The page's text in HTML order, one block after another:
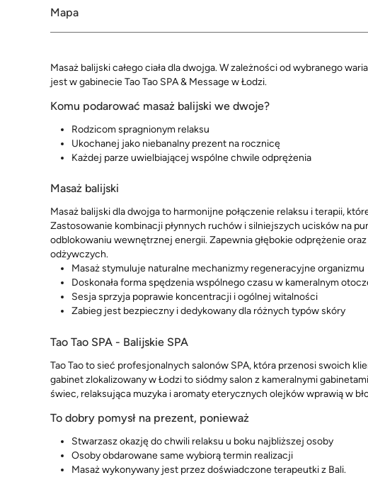
Mapa
Masaż balijski całego ciała dla dwojga. W zależności od wybranego
jest w gabinecie Tao Tao SPA & Message w Łodzi.
Komu podarować masaż balijski we dwoje?
Rodzicom spragnionym relaksu
Ukochanej jako niebanalny prezent na rocznicę
Każdej parze uwielbiającej wspólne chwile odprężenia
Masaż balijski
Masaż balijski dla dwojga to harmonijne połączenie relaksu i terapii,
Zastosowanie kombinacji płynnych ruchów i silniejszych ucisków na
odblokowaniu wewnętrznej energii. Zapewnia głębokie odprężenie
odżywczych.
Masaż stymuluje naturalne mechanizmy regeneracyjne organizmu
Doskonała forma spędzenia wspólnego czasu w kameralnym
Sesja sprzyja poprawie koncentracji i ogólnej witalności
Zabieg jest bezpieczny i dedykowany dla różnych typów skóry
Tao Tao SPA - Balijskie SPA
Tao Tao to sieć profesjonalnych salonów SPA, która przenosi swoich
gabinet zlokalizowany w Łodzi to siódmy salon z kameralnymi
świec, relaksująca muzyka i aromaty eterycznych olejków wprawią w
To dobry pomysł na prezent, ponieważ
Stwarzasz okazję do chwili relaksu u boku najbliższej osoby
Osoby obdarowane same wybiorą termin realizacji
Masaż wykonywany jest przez doświadczone terapeutki z Bali.